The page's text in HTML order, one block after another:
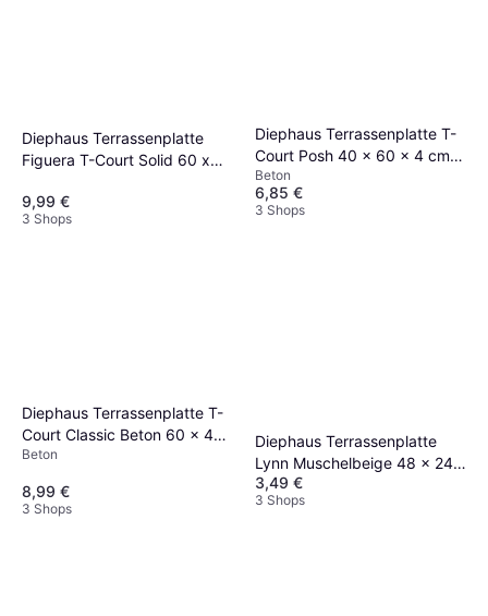
Diephaus Terrassenplatte
Figuera T-Court Solid 60 x
9,99 €
3 Shops
Diephaus Terrassenplatte T-
Court Posh 40 x 60 x 4 cm
Gray
Beton
6,85 €
3 Shops
Diephaus Terrassenplatte T-
Court Classic Beton 60 x 40
x 4 cm
Beton
8,99 €
3 Shops
Diephaus Terrassenplatte
Lynn Muschelbeige 48 x 24 x
3 cm
3,49 €
3 Shops